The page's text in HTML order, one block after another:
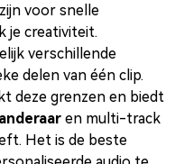
voor snelle
je creativiteit.
verschillende
delen van één clip.
deze grenzen en biedt
en multi-track
Het is de beste